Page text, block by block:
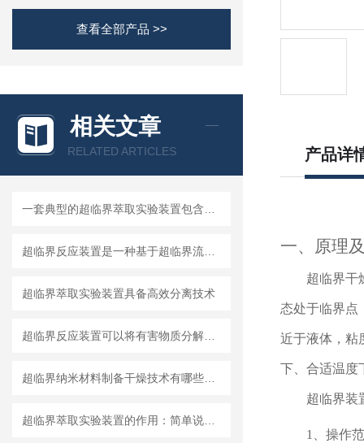
查看全部产品 >>
相关文章
RELATED ARTICLES
超临界萃取实验装置具备高效分离技术
产品详
一、原理
超临界干
态处于临界点
近于液体，粘
下、合适温度
超临界装
1、操作